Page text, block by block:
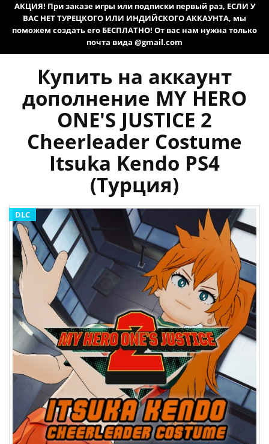
АКЦИЯ! При заказе игры или подписки первый раз, ЕСЛИ У
ВАС НЕТ ТУРЕЦКОГО ИЛИ ИНДИЙСКОГО АККАУНТА, мы
поможем создать его БЕСПЛАТНО! От вас нам нужна только
почта вида @gmail.com
Купить на аккаунт
дополнение MY HERO
ONE'S JUSTICE 2
Cheerleader Costume
Itsuka Kendo PS4
(Турция)
DLC